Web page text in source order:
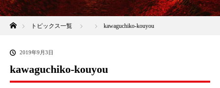
ホームトピックス一覧 kawaguchiko-kouyou
2019年9月3日
kawaguchiko-kouyou